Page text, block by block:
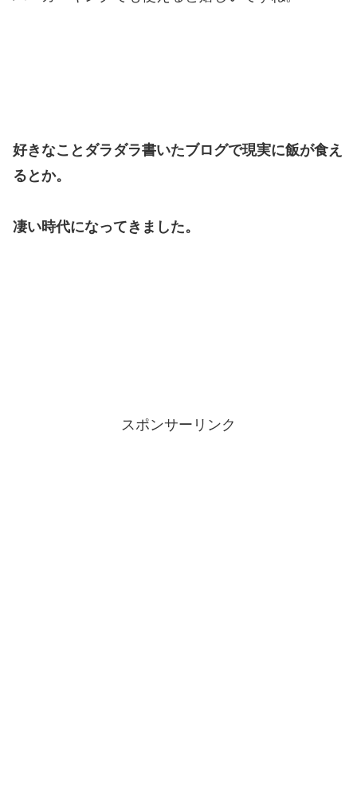
好きなことダラダラ書いたブログで現実に飯が食え
るとか。
凄い時代になってきました。
スポンサーリンク